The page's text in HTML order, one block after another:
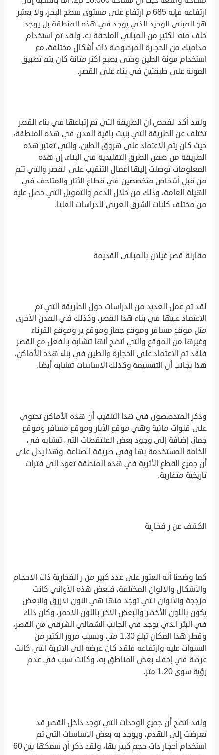
ارتفاعه فإنه 685 م ارتفاع على مستوى سطح البحر، ولا يعتبر
هو المبنى الوحيد الذي يوجد في هذه المنطقة بل يوجد
خلف منه الكثير من المباني الملحقة به، ولقد تم استخدام
مداميك من الحجارة المرصوصة ذات أشكال مختلفة، مع
استخدام مونة الطين وحتى يصبح أكثر متانة كان يتم تطبيق
المونة على طبقتين في بناء على القصر.
ولقد أكد الفحص أن الطريقة التي تم إتباعها في بناء القصر
تختلف عن الطريقة التي بنيت باقية المدن في هذه المنطقة،
حيث كان يتم الاعتماد على هروق الطين، والتي تعتبر هذه
الطريقة من ضمن الطرق التقليدية في البناء، إن هذه
المعلومات توصلت إليها أعمال التنقيب على القصر والتي تتم
من قبل أشخاص متخصصين في قطاع الآثار والمتاحف في
الهيئة العامة، وذلك من خلال الدعم والتمويل التي حصل عليه
من مختلف كليات الشرق العربي للدراسات العليا.
مقارنة قصر غيلان بالمباني القديمة
لقد تم عمل العديد من الدراسات حول الطريقة التي تم
الاعتماد عليها في بناء هذا القصر، وكذلك في المدن الأخرى
مثل موقع مسافر وموقع جماز وموقع ير وموقع القرناء
وغيرها من الموقع والتي اتضح أنها تتشابه بالفعل مع القصر
فلقد تم الاعتماد على الحجارة والطين في بناء هذه الأماكن،
هذا بجانب أن التقسيمة وكذلك الاساسات تتشابه أيضًا.
وذكر المتخصصون في هذا التنقيب أن هذه الأماكن تحتوي
على قنوات مائية وهي موقع الآبار وموقع مسافر وموقع
جماز، إضافة إلى وجود بعض الملتقطات التي تتشابه في
الخامة المستخدمة بها وفي طريقة الصناعة، وهذا يدل على
أن جميع القطع الأثرية في هذه المنطقة تعود إلى فترات
تاريخية متقاربة.
الكشف عن ر فخارية
كما وضحنا أنه العثور على عدد كبير من ر الفخارية ذات الاحجام
والأشكال والالوان المختلفة، فبعض هذه الأواني كانت
مزججة والألوان التي توجد منها هي اللون الازرق والبعض
يكون باللون الأخضر والبعض الاخر باللون الاحمر، وكان ذلك
في البئر الذي يوجد في الجانب الشمالي الشرقي من القصر،
وقطر هذا المكان تبلغ 1.30 متر، وبسبب مرور الكثير من
السنوات عليه وارتفاعه فلقد كان عرضة إلى الاتربة التي كانت
عرضة في إخفاء بعض المناطق به، وكانت سبب في عدم
رؤية سوى 1.20 متر.
ولقد اتضح أن جميع الوحدات التي توجد داخل القصر قد
تعرضت إلى الهدم، ويوجد به بعض الاساسات التي تم
استخدام أحجار ذات حجم كبير بها، ولقد ذكر أن سمكها بين 60